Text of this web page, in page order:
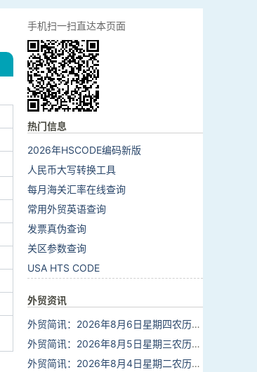
手机扫一扫直达本页面
热门信息
2026年HSCODE编码新版
人民币大写转换工具
每月海关汇率在线查询
常用外贸英语查询
发票真伪查询
关区参数查询
USA HTS CODE
外贸资讯
外贸简讯：2026年8月6日星期四农历六月廿四
外贸简讯：2026年8月5日星期三农历六月廿三
外贸简讯：2026年8月4日星期二农历六月廿二